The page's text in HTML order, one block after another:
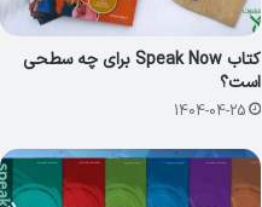
کتاب Speak Now برای چه سطحی
است؟
1404-04-25